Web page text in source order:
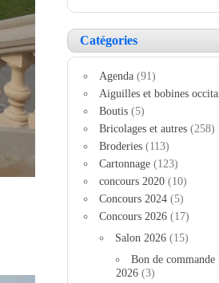
Catégories
Agenda (91)
Aiguilles et bobines
Boutis (5)
Bricolages et autres (258)
Broderies (113)
Cartonnage (123)
concours 2020 (10)
Concours 2024 (5)
Concours 2026 (17)
Salon 2026 (15)
Bon de commande
2026 (3)